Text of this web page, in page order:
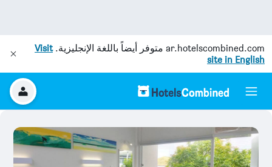
ar.hotelscombined.com متوفر أيضاً باللغة الإنجليزية.Visit
site in English